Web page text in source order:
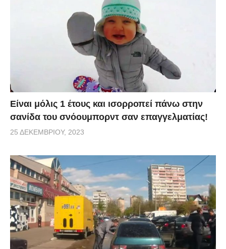
Είναι μόλις 1 έτους και ισορροπεί πάνω στην
σανίδα του σνόουμπορντ σαν επαγγελματίας!
25 ΔΕΚΕΜΒΡΊΟΥ, 2023